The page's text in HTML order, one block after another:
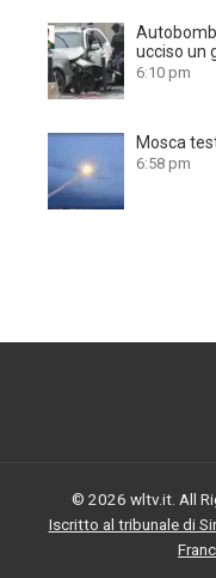
ucciso un
6:10 pm
Mosca
6:58 pm
© 2026 wltv.it. All
Iscritto al tribunale di